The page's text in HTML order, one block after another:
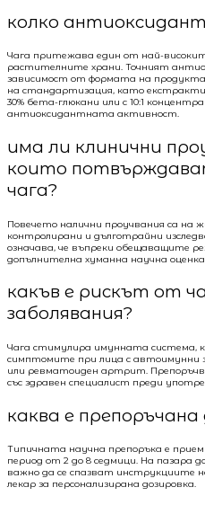
колко
Чага притежава един от най-
растителните храни. Точният
зависимост от формата на
на стандартизация, като
30% бета-глюкани или с 10:1
антиоксидантната активност.
има ли клинични
които
чага?
Повечето налични проучвания са на
контролирани и дълготрайни
означава, че въпреки обещаващите
допълнителна хуманна научна
какъв е рискът от
заболявания?
Чага стимулира имунната система,
симптомите при лица с автоимунни
или ревматоиден артрит.
със здравен специалист преди
каква е препоръчана
Типичната научна препоръка е прием
период от 2 до 8 седмици. На пазара
важно да се спазват инструкциите
лекар за персонализирана дозировка.